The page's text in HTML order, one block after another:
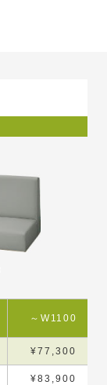
～W1100
¥77,300
¥83,900